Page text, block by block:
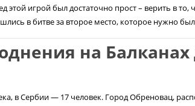
этой игрой был достаточно прост – верить в
в битве за второе место, которое нужно
на Балканах
в Сербии — 17 человек. Город Обреновац,